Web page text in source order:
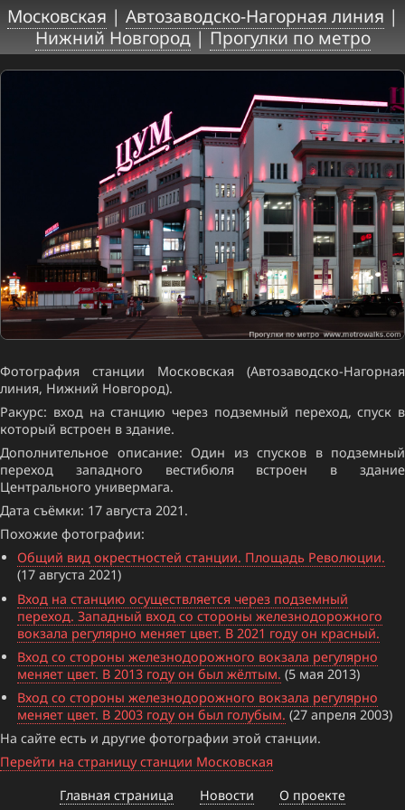
Московская | Автозаводско-Нагорная линия |
Нижний Новгород|Прогулки по метро
Фотография станции Московская (Автозаводско-Нагорная
линия, Нижний Новгород).
Ракурс: вход на станцию через подземный переход, спуск в
который встроен в здание.
Дополнительное описание: Один из спусков в подземный
переход западного вестибюля встроен в здание
Центрального универмага.
Дата съёмки: 17 августа 2021.
Похожие фотографии:
Общий вид окрестностей станции. Площадь Революции.
(17 августа 2021)
Вход на станцию осуществляется через подземный
переход. Западный вход со стороны железнодорожного
вокзала регулярно меняет цвет. В 2021 году он красный.
Вход со стороны железнодорожного вокзала регулярно
меняет цвет. В 2013 году он был жёлтым. (5 мая 2013)
Вход со стороны железнодорожного вокзала регулярно
меняет цвет. В 2003 году он был голубым. (27 апреля 2003)
На сайте есть и другие фотографии этой станции.
Перейти на страницу станции Московская
Главная страница
Новости О проекте